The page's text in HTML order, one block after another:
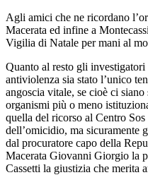
Agli amici che ne ricordano
Macerata ed infine a
Vigilia di Natale per mani al
Quanto al resto gli
antiviolenza sia stato l’unico
angoscia vitale, se cioè ci
organismi più o meno
quella del ricorso al Centro
dell’omicidio, ma sicuramente
dal procuratore capo della
Macerata Giovanni Giorgio la
Cassetti la giustizia che merita